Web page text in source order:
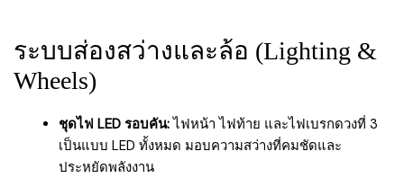
ระบบส่องสว่างและล้อ (Lighting &
Wheels)
ชุดไฟ LED รอบคัน:ไฟหน้า ไฟท้าย และไฟเบรกดวงที่ 3
เป็นแบบ LED ทั้งหมด มอบความสว่างที่คมชัดและ
ประหยัดพลังงาน